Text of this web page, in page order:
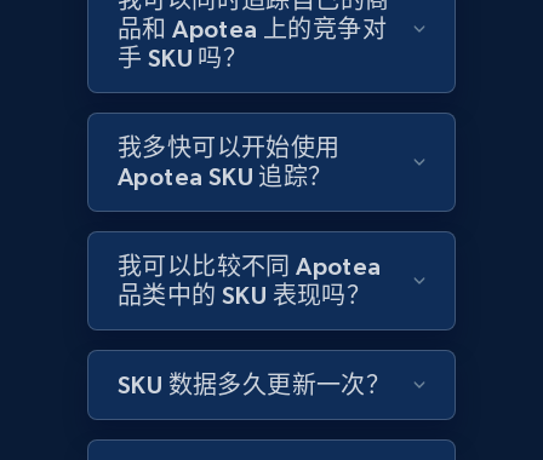
products by specific category URL
Title, Seller name, Brand, Description, Initial
price, Currency, Availability, Reviews count, and
more.
2.1K+ 375+
Amazon products global dataset -
Collecting products by keyword search
Title, Seller name, Brand, Description, Initial
price, Currency, Availability, Reviews count, and
more.
品和 Apotea 上的竞争对
手 SKU 吗？
我多快可以开始使用
Apotea SKU 追踪？
我可以比较不同 Apotea
品类中的 SKU 表现吗？
SKU 数据多久更新一次？